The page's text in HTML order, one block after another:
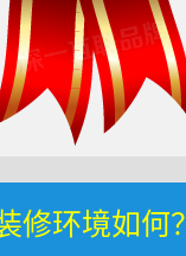
修环境如何？